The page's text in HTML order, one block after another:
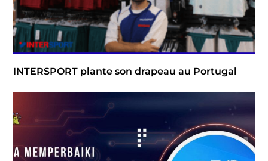
INTERSPORT plante son drapeau au Portugal